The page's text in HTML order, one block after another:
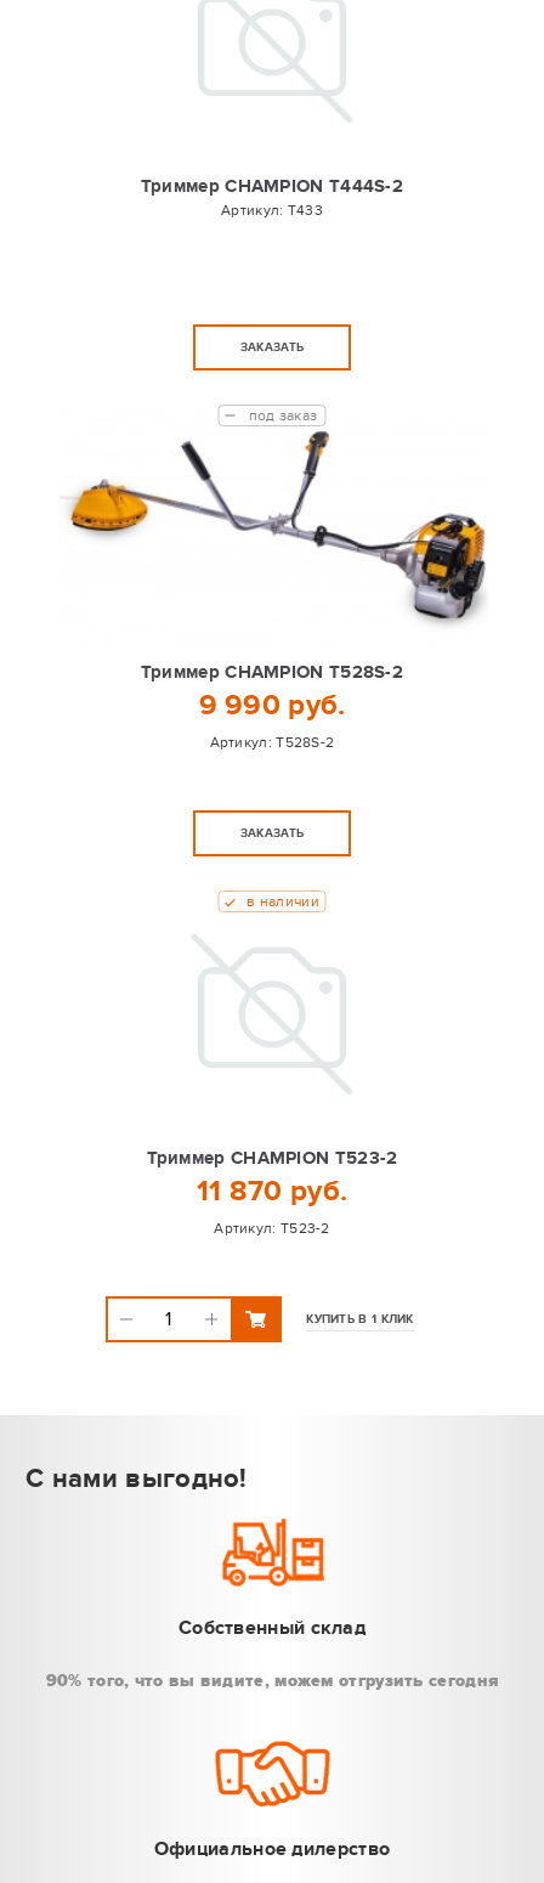
Триммер CHAMPION T444S-2
Артикул: T433
ЗАКАЗАТЬ
Триммер CHAMPION T528S-2
9 990 руб.
Артикул:T528S-2
под заказ
ЗАКАЗАТЬ
Триммер CHAMPION Т523-2
11 870 руб.
Артикул: T523-2
в наличии
КУПИТЬ В 1 КЛИК
С нами выгодно!
Собственный склад
90% того, что вы видите, можем отгрузить сегодня
Официальное дилерство